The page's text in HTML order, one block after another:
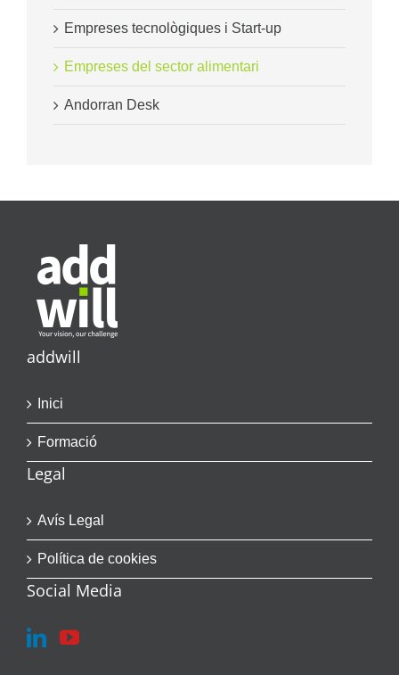
Empreses tecnològiques i Start-up
Empreses del sector alimentari
Andorran Desk
addwill
Inici
Formació
Legal
Avís Legal
Política de cookies
Social Media